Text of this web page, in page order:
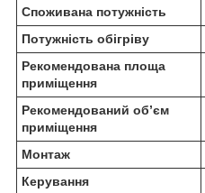
Споживана потужність
Потужність обігріву
Рекомендована площа
приміщення
Рекомендований об’єм
приміщення
Монтаж
Керування